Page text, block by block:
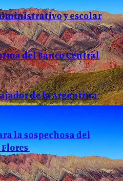
y escolar
del Banco Central
de la Argentina
la sospechosa del